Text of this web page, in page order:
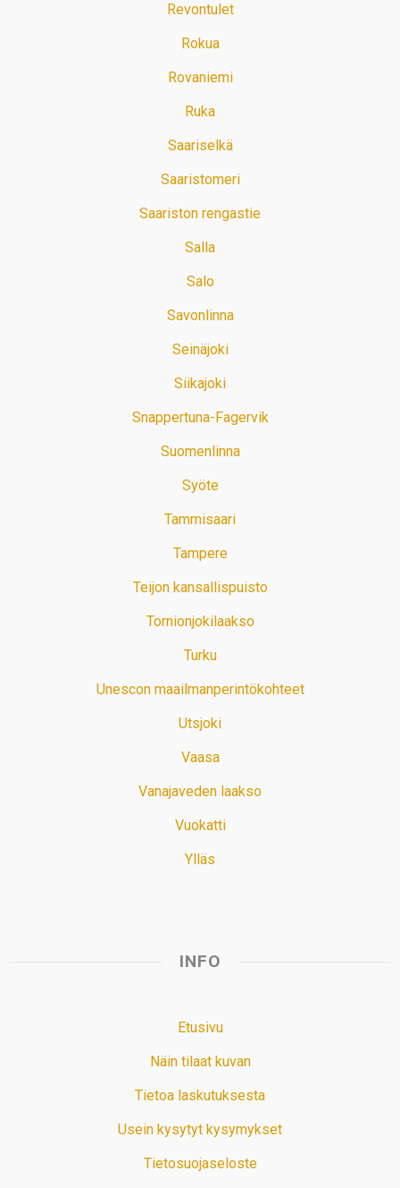
Revontulet
Rokua
Rovaniemi
Ruka
Saariselkä
Saaristomeri
Saariston rengastie
Salla
Salo
Savonlinna
Seinäjoki
Siikajoki
Snappertuna-Fagervik
Suomenlinna
Syöte
Tammisaari
Tampere
Teijon kansallispuisto
Tornionjokilaakso
Turku
Unescon maailmanperintökohteet
Utsjoki
Vaasa
Vanajaveden laakso
Vuokatti
Ylläs
INFO
Etusivu
Näin tilaat kuvan
Tietoa laskutuksesta
Usein kysytyt kysymykset
Tietosuojaseloste